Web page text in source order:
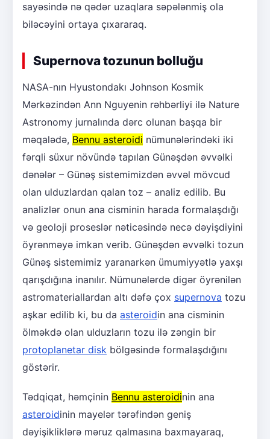
sayəsində nə qədər uzaqlara səpələnmiş ola
biləcəyini ortaya çıxararaq.
Supernova tozunun bolluğu
NASA-nın Hyustondakı Johnson Kosmik
Mərkəzindən Ann Nguyenin rəhbərliyi ilə Nature
Astronomy jurnalında dərc olunan başqa bir
məqalədə, Bennu asteroidi nümunələrindəki iki
fərqli süxur növündə tapılan Günəşdən əvvəlki
dənələr – Günəş sistemimizdən əvvəl mövcud
olan ulduzlardan qalan toz – analiz edilib. Bu
analizlər onun ana cisminin harada formalaşdığı
və geoloji proseslər nəticəsində necə dəyişdiyini
öyrənməyə imkan verib. Günəşdən əvvəlki tozun
Günəş sistemimiz yaranarkən ümumiyyətlə yaxşı
qarışdığına inanılır. Nümunələrdə digər öyrənilən
astromateriallardan altı dəfə çox supernova tozu
aşkar edilib ki, bu da asteroidin ana cisminin
ölməkdə olan ulduzların tozu ilə zəngin bir
protoplanetar disk bölgəsində formalaşdığını
göstərir.
Tədqiqat, həmçinin Bennu asteroidinin ana
asteroidinin mayelər tərəfindən geniş
dəyişikliklərə məruz qalmasına baxmayaraq,